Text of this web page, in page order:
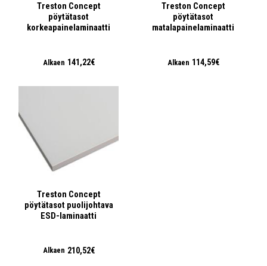
Treston Concept
pöytätasot
korkeapainelaminaatti
Alkaen 141,22€
Treston Concept
pöytätasot
matalapainelaminaatti
Alkaen 114,59€
Treston Concept
pöytätasot puolijohtava
ESD-laminaatti
Alkaen 210,52€